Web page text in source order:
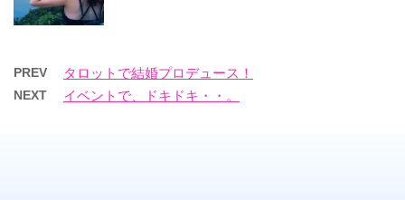
PREV タロットで結婚プロデュース！
NEXT イベントで、ドキドキ・・。